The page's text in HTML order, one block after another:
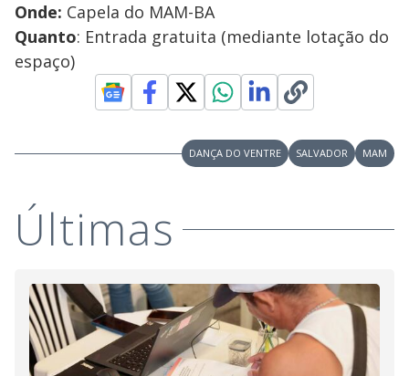
Onde: Capela do MAM-BA
Quanto: Entrada gratuita (mediante lotação do
espaço)
DANÇA DO VENTRE SALVADOR MAM
Últimas